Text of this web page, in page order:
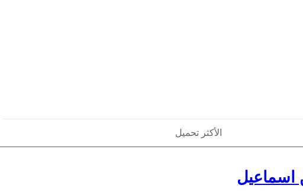
الأكثر تحميل
اسماعيل